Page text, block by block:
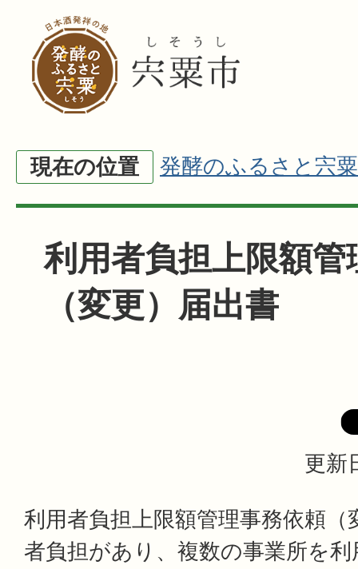
現在の位置 発酵のふるさと宍粟
利用者負担上限額管
（変更）届出書
更新
利用者負担上限額管理事務依頼（
者負担があり、複数の事業所を